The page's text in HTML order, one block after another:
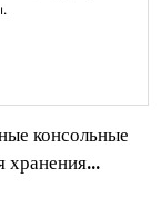
консольные
хранения